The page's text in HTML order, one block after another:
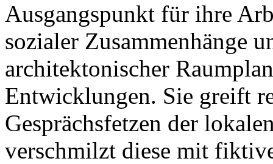
Ausgangspunkt für ihre
sozialer Zusammenhänge
architektonischer
Entwicklungen. Sie greift
Gesprächsfetzen der
verschmilzt diese mit